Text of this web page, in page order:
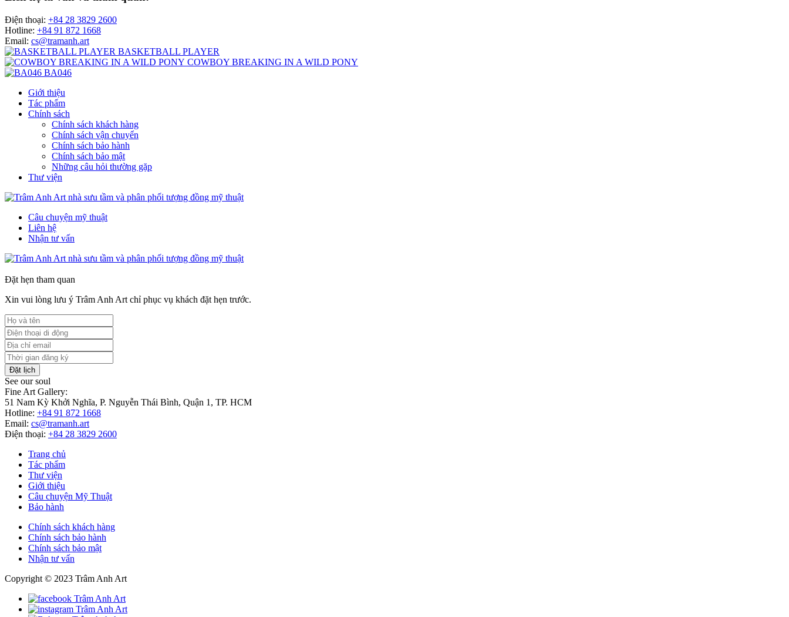
Điện thoại: +84 28 3829 2600
Hotline: +84 91 872 1668
Email: cs@tramanh.art
BASKETBALL PLAYER
COWBOY BREAKING IN A WILD PONY
BA046
Giới thiệu
Tác phẩm
Chính sách
Chính sách khách hàng
Chính sách vận chuyển
Chính sách bảo hành
Chính sách bảo mật
Những câu hỏi thường gặp
Thư viện
Câu chuyện mỹ thuật
Liên hệ
Nhận tư vấn
Đặt hẹn tham quan
Xin vui lòng lưu ý Trâm Anh Art chỉ phục vụ khách đặt hẹn trước.
Đặt lịch
See our soul
Fine Art Gallery:
51 Nam Kỳ Khởi Nghĩa, P. Nguyễn Thái Bình, Quận 1, TP. HCM
Hotline: +84 91 872 1668
Email: cs@tramanh.art
Điện thoại: +84 28 3829 2600
Trang chủ
Tác phẩm
Thư viện
Giới thiệu
Câu chuyện Mỹ Thuật
Bảo hành
Chính sách khách hàng
Chính sách bảo hành
Chính sách bảo mật
Nhận tư vấn
Copyright © 2023 Trâm Anh Art